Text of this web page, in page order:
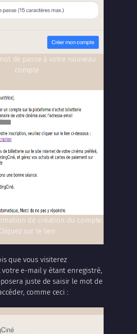
de passe à votre nouveau
compte
de création du compte.
sur le lien
que vous visiterez
votre e-mail y étant enregistré,
juste de saisir le mot de
comme ceci :